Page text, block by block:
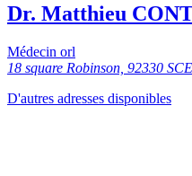
Dr. Matthieu
Médecin orl
18 square Robinson, 92330
D'autres adresses disponibles